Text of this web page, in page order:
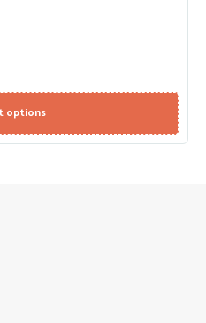
options